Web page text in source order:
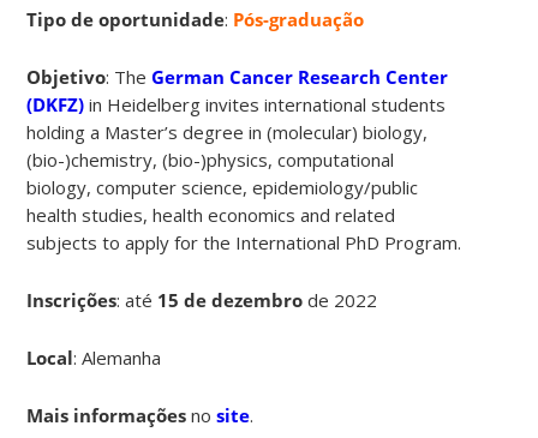
Tipo de oportunidade: Pós-graduação
Objetivo: TheGerman Cancer Research Center
(DKFZ) in Heidelberg invites international students
holding a Master’s degree in (molecular) biology,
(bio-)chemistry, (bio-)physics, computational
biology, computer science, epidemiology/public
health studies, health economics and related
subjects to apply for the International PhD Program.
Inscrições: até 15 de dezembrode 2022
Local: Alemanha
Mais informações nosite.